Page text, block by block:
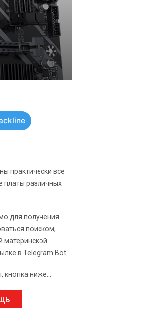
практически все
платы различных
для получения
поиском,
материнской
в Telegram Bot.
кнопка ниже...